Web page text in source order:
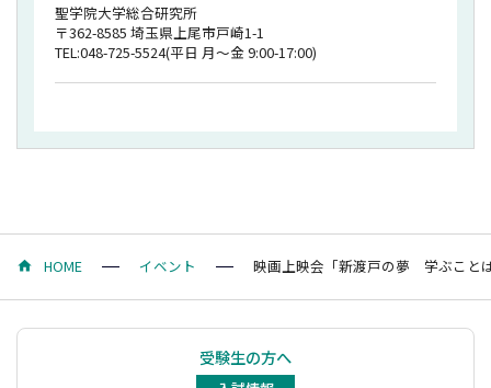
聖学院大学総合研究所
〒362-8585 埼玉県上尾市戸崎1-1
TEL:048-725-5524(平日 月〜金 9:00-17:00)
HOME イベント 映画上映会「新渡戸の夢 学ぶこと
受験生の方へ